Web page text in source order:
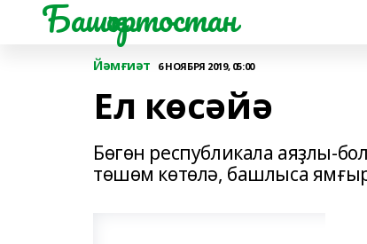
Башҡортостан
Йәмғиәт 6 НОЯБРЯ 2019, 05:00
Ел көсәйә
Бөгөн республикала аяҙлы-
төшөм көтөлә, башлыса